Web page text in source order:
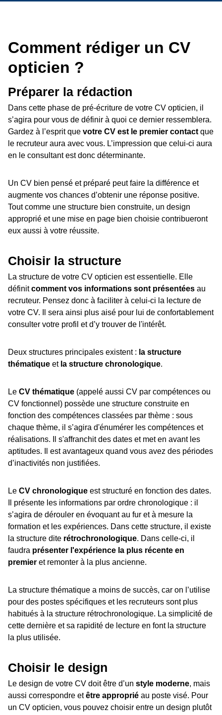
Comment rédiger un CV
opticien ?
Préparer la rédaction
Dans cette phase de pré-écriture de votre CV opticien, il
s’agira pour vous de définir à quoi ce dernier ressemblera.
Gardez à l’esprit que votre CV est le premier contact que
le recruteur aura avec vous. L’impression que celui-ci aura
en le consultant est donc déterminante.
Un CV bien pensé et préparé peut faire la différence et
augmente vos chances d’obtenir une réponse positive.
Tout comme une structure bien construite, un design
approprié et une mise en page bien choisie contribueront
eux aussi à votre réussite.
Choisir la structure
La structure de votre CV opticien est essentielle. Elle
définitcomment vos informations sont présentées au
recruteur. Pensez donc à faciliter à celui-ci la lecture de
votre CV. Il sera ainsi plus aisé pour lui de confortablement
consulter votre profil et d’y trouver de l'intérêt.
Deux structures principales existent : la structure
thématique et la structure chronologique.
Le CV thématique (appelé aussi CV par compétences ou
CV fonctionnel) possède une structure construite en
fonction des compétences classées par thème : sous
chaque thème, il s’agira d'énumérer les compétences et
réalisations. Il s'affranchit des dates et met en avant les
aptitudes. Il est avantageux quand vous avez des périodes
d’inactivités non justifiées.
Le CV chronologique est structuré en fonction des dates.
Il présente les informations par ordre chronologique : il
s’agira de dérouler en évoquant au fur et à mesure la
formation et les expériences. Dans cette structure, il existe
la structure dite rétrochronologique. Dans celle-ci, il
faudra présenter l'expérience la plus récente en
premier et remonter à la plus ancienne.
La structure thématique a moins de succès, car on l’utilise
pour des postes spécifiques et les recruteurs sont plus
habitués à la structure rétrochronologique. La simplicité de
cette dernière et sa rapidité de lecture en font la structure
la plus utilisée.
Choisir le design
Le design de votre CV doit être d’un style moderne, mais
aussi correspondre etêtre approprié au poste visé. Pour
un CV opticien, vous pouvez choisir entre un design plutôt